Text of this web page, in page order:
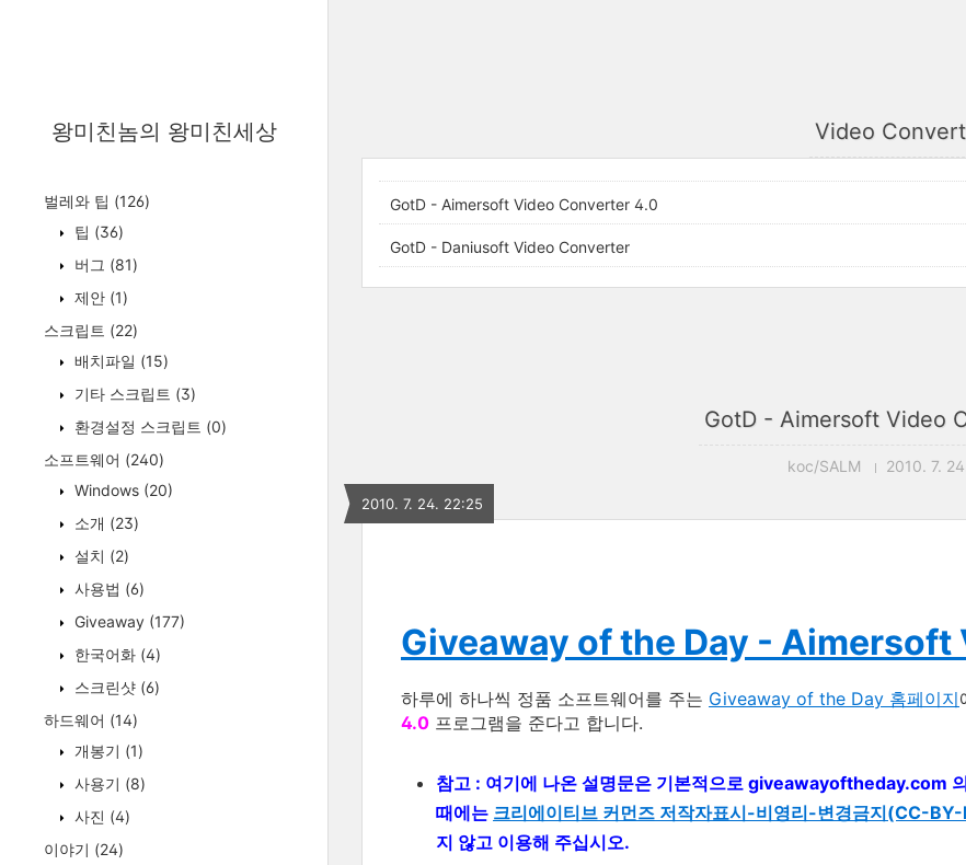
왕미친놈의 왕미친세상
벌레와 팁 (126)
팁 (36)
버그 (81)
제안 (1)
스크립트 (22)
배치파일 (15)
기타 스크립트 (3)
환경설정 스크립트 (0)
소프트웨어 (240)
Windows (20)
소개 (23)
설치 (2)
사용법 (6)
Giveaway (177)
한국어화 (4)
스크린샷 (6)
하드웨어 (14)
개봉기 (1)
사용기 (8)
사진 (4)
이야기 (24)
Video
GotD - Aimersoft Video Converter 4.0
GotD - Daniusoft Video Converter
GotD - Aimersoft Video
koc/SALM 2010. 7.
2010. 7. 24. 22:25
Giveaway of the Day -
하루에 하나씩 정품 소프트웨어를 주는 Giveaway of the Day 홈페이지
4.0 프로그램을 준다고 합니다.
참고 : 여기에 나온 설명문은 기본적으로 giveawayoftheday.com
때에는 크리에이티브 커먼즈 저작자표시-비영리-변경금지(CC-
지 않고 이용해 주십시오.